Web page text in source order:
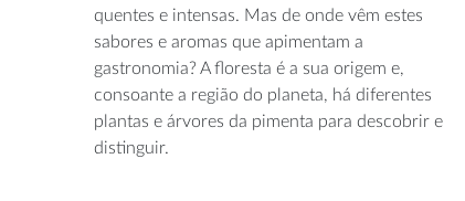
quentes e intensas. Mas de onde vêm estes
sabores e aromas que apimentam a
gastronomia? A floresta é a sua origem e,
consoante a região do planeta, há diferentes
plantas e árvores da pimenta para descobrir e
distinguir.